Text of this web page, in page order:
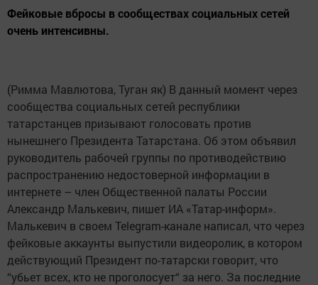
Фейковые вбросы в сообществах социальных сетей
очень интенсивны.
(Римма Мавлютова, Туган як) В данный момент через
сообщества социальных сетей республики
татарстанцев призывают голосовать против
нынешнего Президента Татарстана. Об этом объявил
руководитель рабочей группы по противодействию
распространению недостоверной информации в
интернете – член Общественной палаты России
Александр Малькевич, пишет ИА «Татар-информ».
Малькевич в своем Telegram-канале написал, что через
фейковые аккаунты выпустили видеоролик, в котором
действующий Президент по-татарски говорит, что
“убьет всех, кто не проголосует“ за него. За последние